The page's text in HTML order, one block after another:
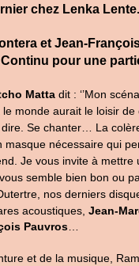
chez Lenka Lente.
et Jean-
pour une
Mattadit : ‘’Mon
monde aurait le loisir
Se chanter… La
masque nécessaire qui
Je vous invite à mettre
semble bien bon ou
nos derniers
acoustiques, Jean-
Pauvros
et de la musique,